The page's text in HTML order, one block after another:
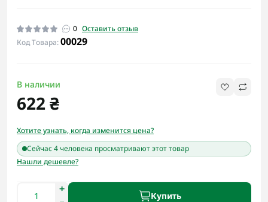
0 Оставить отзыв
Код Товара:00029
В наличии
622 ₴
Хотите узнать, когда изменится цена?
Сейчас 4 человека просматривают этот товар
Нашли дешевле?
Купить